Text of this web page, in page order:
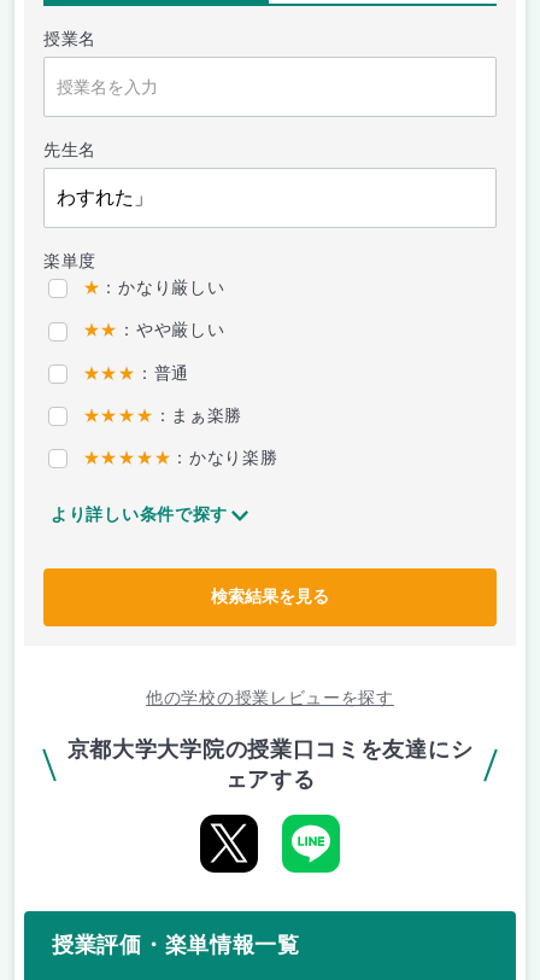
授業名
先生名
楽単度
★ ：かなり厳しい
★★ ：やや厳しい
★★★ ：普通
★★★★ ：まぁ楽勝
★★★★★ ：かなり楽勝
より詳しい条件で探す
検索結果を見る
他の学校の授業レビューを探す
京都大学大学院の授業口コミを友達にシ
ェアする
授業評価・楽単情報一覧